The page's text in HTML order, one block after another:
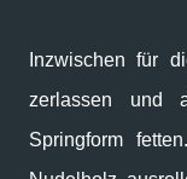
Inzwischen für
zerlassen und
Springform